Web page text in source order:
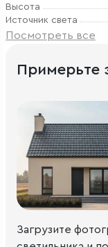
Высота
Источник света
Посмотреть все
Примерьте
Загрузите